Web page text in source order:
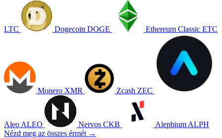
LTC Dogecoin DOGE Ethereum Classic ETC
Monero XMR Zcash ZEC
Aleo ALEO Nervos CKB Alephium ALPH
Nézd meg az összes érmét →